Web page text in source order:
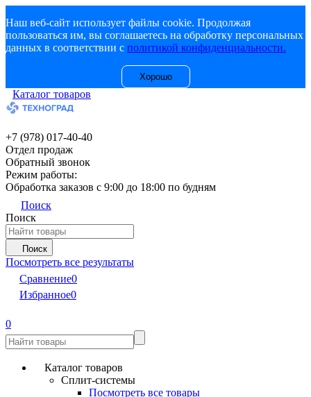
Наш веб-сайт использует файлы cookie. Продолжая
пользоваться им, вы соглашаетесь на обработку персональных
данных в соответствии с политикой конфиденциальности.
Хорошо
Каталог товаров
+7 (978) 017-40-40
Отдел продаж
Обратный звонок
Режим работы:
Обработка заказов с 9:00 до 18:00 по будням
Поиск
Поиск
Поиск
Посмотреть все результаты
Сравнение0
Избранное0
0
Каталог товаров
Сплит-системы
Посмотреть все товары